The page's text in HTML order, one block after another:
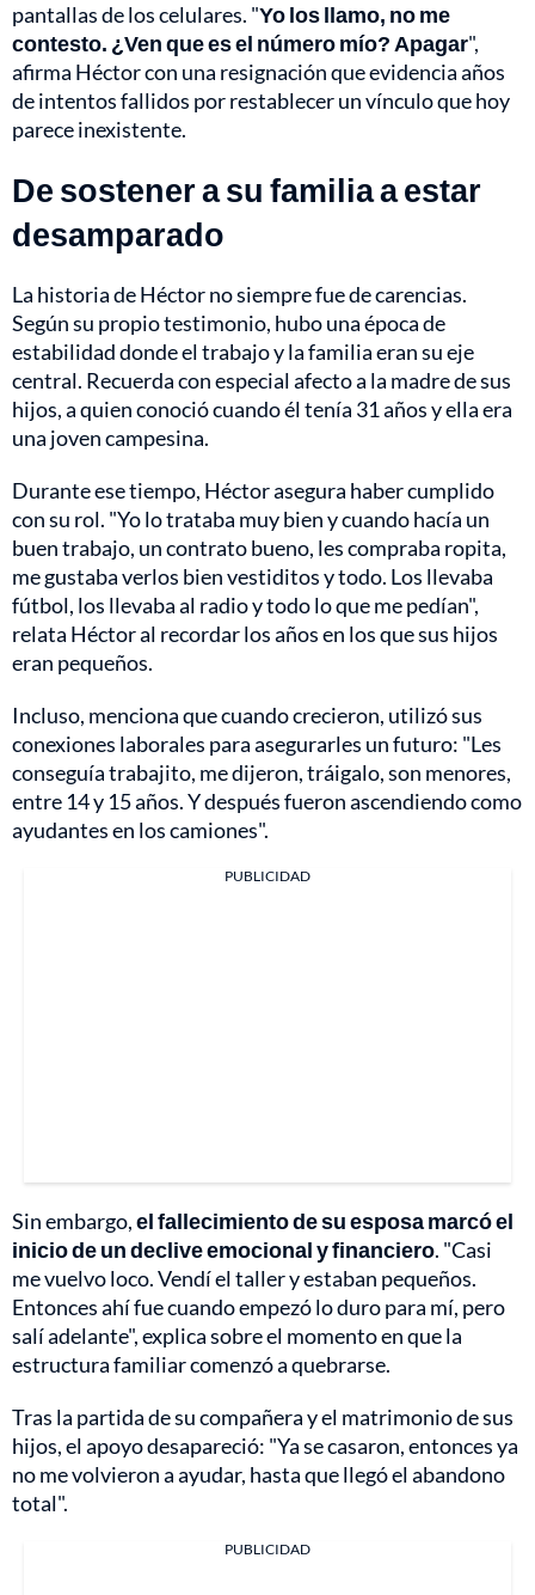
pantallas de los celulares. "Yo los llamo, no me
contesto. ¿Ven que es el número mío? Apagar",
afirma Héctor con una resignación que evidencia años
de intentos fallidos por restablecer un vínculo que hoy
parece inexistente.
De sostener a su familia a estar
desamparado
La historia de Héctor no siempre fue de carencias.
Según su propio testimonio, hubo una época de
estabilidad donde el trabajo y la familia eran su eje
central. Recuerda con especial afecto a la madre de sus
hijos, a quien conoció cuando él tenía 31 años y ella era
una joven campesina.
Durante ese tiempo, Héctor asegura haber cumplido
con su rol. "Yo lo trataba muy bien y cuando hacía un
buen trabajo, un contrato bueno, les compraba ropita,
me gustaba verlos bien vestiditos y todo. Los llevaba
fútbol, los llevaba al radio y todo lo que me pedían",
relata Héctor al recordar los años en los que sus hijos
eran pequeños.
Incluso, menciona que cuando crecieron, utilizó sus
conexiones laborales para asegurarles un futuro: "Les
conseguía trabajito, me dijeron, tráigalo, son menores,
entre 14 y 15 años. Y después fueron ascendiendo como
ayudantes en los camiones".
PUBLICIDAD
Sin embargo,el fallecimiento de su esposa marcó el
inicio de un declive emocional y financiero. "Casi
me vuelvo loco. Vendí el taller y estaban pequeños.
Entonces ahí fue cuando empezó lo duro para mí, pero
salí adelante", explica sobre el momento en que la
estructura familiar comenzó a quebrarse.
Tras la partida de su compañera y el matrimonio de sus
hijos, el apoyo desapareció: "Ya se casaron, entonces ya
no me volvieron a ayudar, hasta que llegó el abandono
total".
PUBLICIDAD